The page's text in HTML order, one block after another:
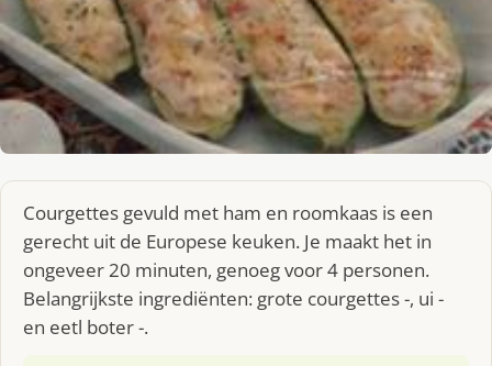
Courgettes gevuld met ham en roomkaas is een
gerecht uit de Europese keuken. Je maakt het in
ongeveer 20 minuten, genoeg voor 4 personen.
Belangrijkste ingrediënten: grote courgettes -, ui -
en eetl boter -.